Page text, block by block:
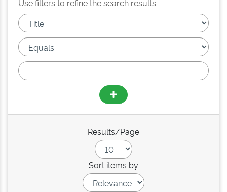
Use filters to refine the search results.
Results/Page
Sort items by